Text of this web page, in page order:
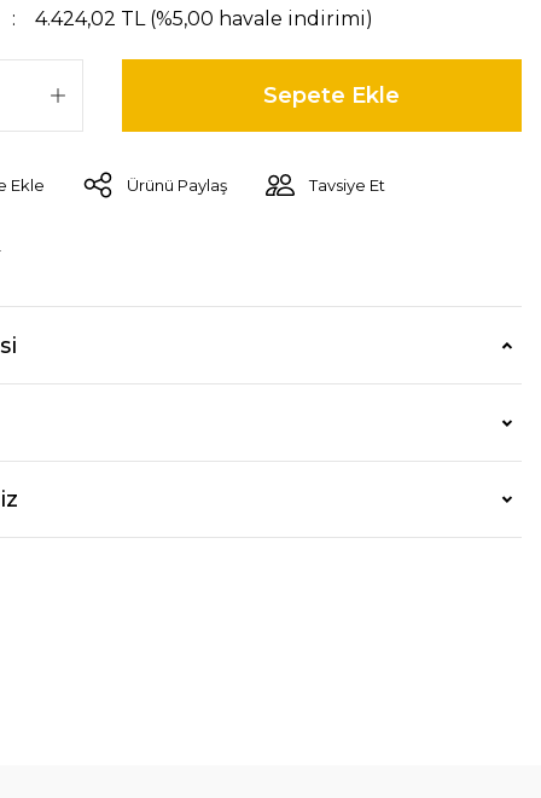
4.424,02 TL (%5,00 havale indirimi)
Sepete Ekle
Ürünü Paylaş Tavsiye Et